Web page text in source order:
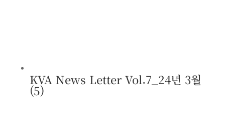
KVA News Letter Vol.7_24년 3월
(5)